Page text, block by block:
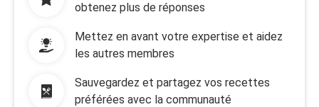
obtenez plus de réponses
Mettez en avant votre expertise et aidez
les autres membres
Sauvegardez et partagez vos recettes
préférées avec la communauté